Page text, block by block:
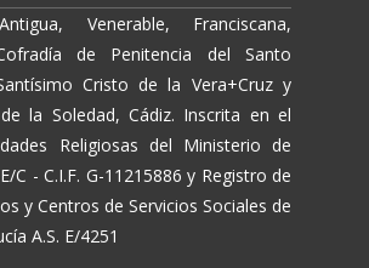
Venerable, Franciscana,
de Penitencia del Santo
Cristo de la Vera+Cruz y
la Soledad, Cádiz. Inscrita en el
Religiosas del Ministerio de
C - C.I.F. G-11215886 y Registro de
y Centros de Servicios Sociales de
A.S. E/4251